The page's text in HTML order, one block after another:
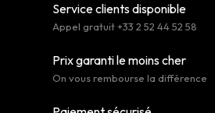
Service clients disponible
Appel gratuit +33 2 52 44 52 58
Prix garanti le moins cher
On vous rembourse la différence